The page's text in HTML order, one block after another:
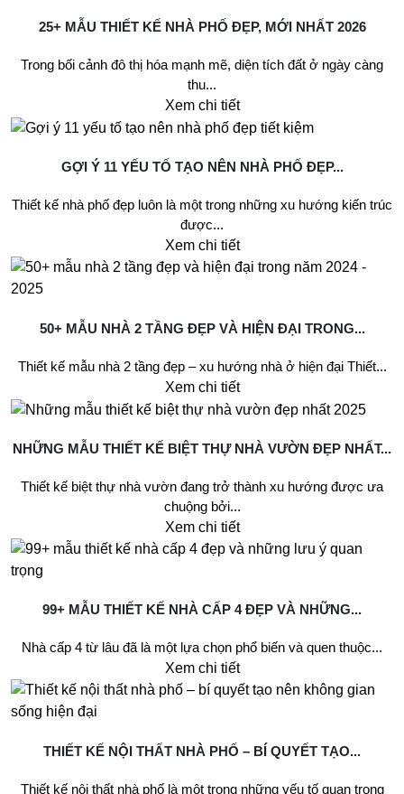
25+ MẪU THIẾT KẾ NHÀ PHỐ ĐẸP, MỚI NHẤT 2026
Trong bối cảnh đô thị hóa mạnh mẽ, diện tích đất ở ngày càng
thu...
Xem chi tiết
GỢI Ý 11 YẾU TỐ TẠO NÊN NHÀ PHỐ ĐẸP...
Thiết kế nhà phố đẹp luôn là một trong những xu hướng kiến trúc
được...
Xem chi tiết
50+ MẪU NHÀ 2 TẦNG ĐẸP VÀ HIỆN ĐẠI TRONG...
Thiết kế mẫu nhà 2 tầng đẹp – xu hướng nhà ở hiện đại Thiết...
Xem chi tiết
NHỮNG MẪU THIẾT KẾ BIỆT THỰ NHÀ VƯỜN ĐẸP NHẤT...
Thiết kế biệt thự nhà vườn đang trở thành xu hướng được ưa
chuộng bởi...
Xem chi tiết
99+ MẪU THIẾT KẾ NHÀ CẤP 4 ĐẸP VÀ NHỮNG...
Nhà cấp 4 từ lâu đã là một lựa chọn phổ biến và quen thuộc...
Xem chi tiết
THIẾT KẾ NỘI THẤT NHÀ PHỐ – BÍ QUYẾT TẠO...
Thiết kế nội thất nhà phố là một trong những yếu tố quan trọng